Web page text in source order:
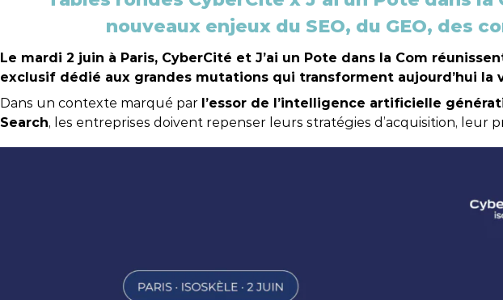
vos projets.
Toutes nos certifications
Stratégie Content
Global Search
R&D, Innovation et IA
Nos outils
Nos clients
Business Cases
Témoignages clients
Workshops clients
nouveaux enjeux du SEO, du GEO, des
Le mardi 2 juin à Paris, CyberCité et J’ai un Pote dans la Com
exclusif dédié aux grandes mutations qui transforment aujourd’hui la
Dans un contexte marqué par l’essor de l’intelligence artificielle
Search, les entreprises doivent repenser leurs stratégies d’acquisition,